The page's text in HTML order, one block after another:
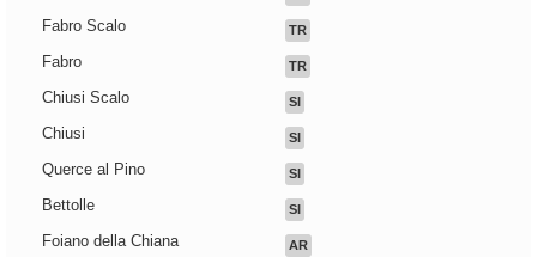
Fabro Scalo TR
Fabro TR
Chiusi Scalo SI
Chiusi SI
Querce al Pino SI
Bettolle SI
Foiano della Chiana AR